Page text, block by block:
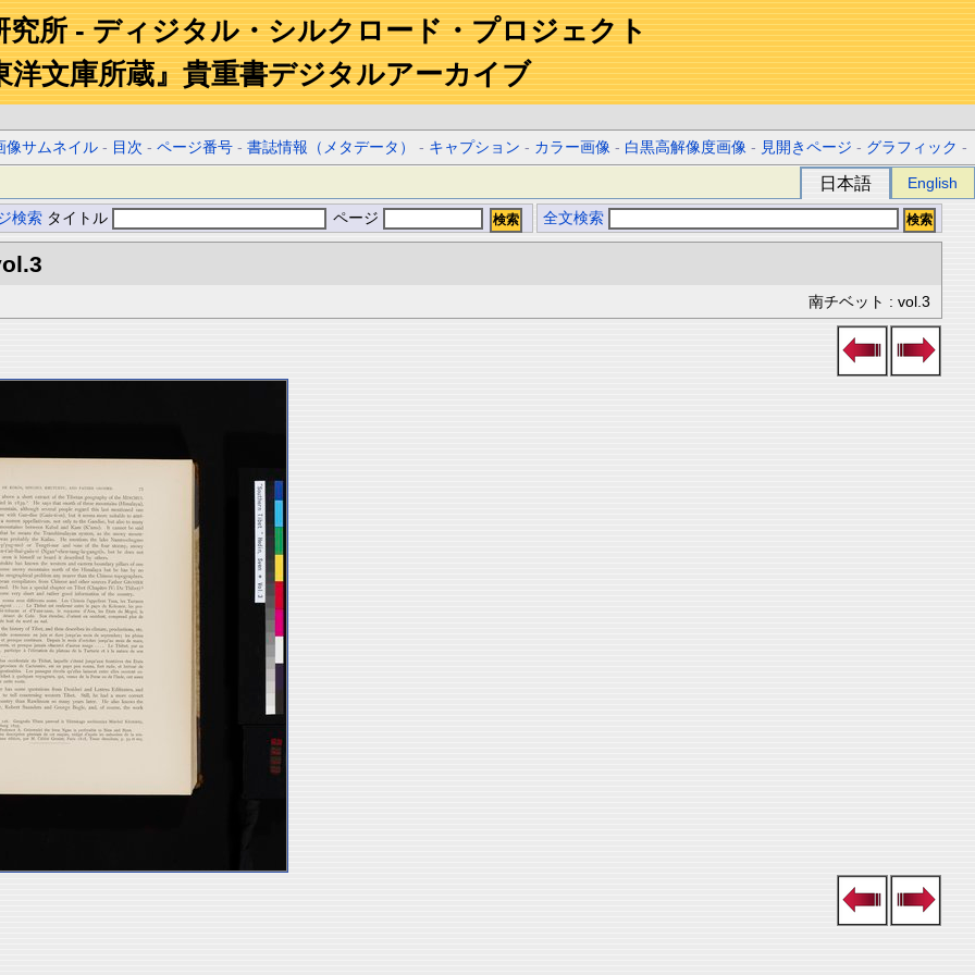
究所 - ディジタル・シルクロード・プロジェクト
洋文庫所蔵』貴重書デジタルアーカイブ
像サムネイル - 目次 -ページ番号 -書誌情報（メタデータ） - キャプション - カラー画像 - 白黒高解像度画像 - 見開きページ - グラフィック -
日本語 English
検索 タイトル ページ 全文検索
南チベット : vol.3